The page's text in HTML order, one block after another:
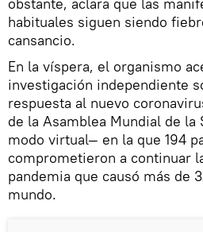
habituales siguen siendo
cansancio.
En la víspera, el organismo
investigación independiente
respuesta al nuevo
de la Asamblea Mundial de la
modo virtual— en la que 194
comprometieron a continuar
pandemia que causó más de
mundo.